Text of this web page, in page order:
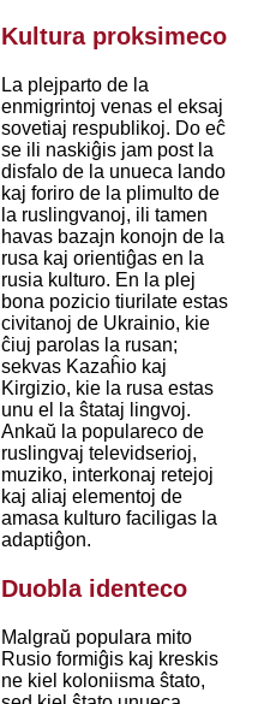
Kultura proksimeco
La plejparto de la
enmigrintoj venas el eksaj
sovetiaj respublikoj. Do eĉ
se ili naskiĝis jam post la
disfalo de la unueca lando
kaj foriro de la plimulto de
la ruslingvanoj, ili tamen
havas bazajn konojn de la
rusa kaj orientiĝas en la
rusia kulturo. En la plej
bona pozicio tiurilate estas
civitanoj de Ukrainio, kie
ĉiuj parolas la rusan;
sekvas Kazaĥio kaj
Kirgizio, kie la rusa estas
unu el la ŝtataj lingvoj.
Ankaŭ la populareco de
ruslingvaj televidserioj,
muziko, interkonaj retejoj
kaj aliaj elementoj de
amasa kulturo faciligas la
adaptiĝon.
Duobla identeco
Malgraŭ populara mito
Rusio formiĝis kaj kreskis
ne kiel koloniisma ŝtato,